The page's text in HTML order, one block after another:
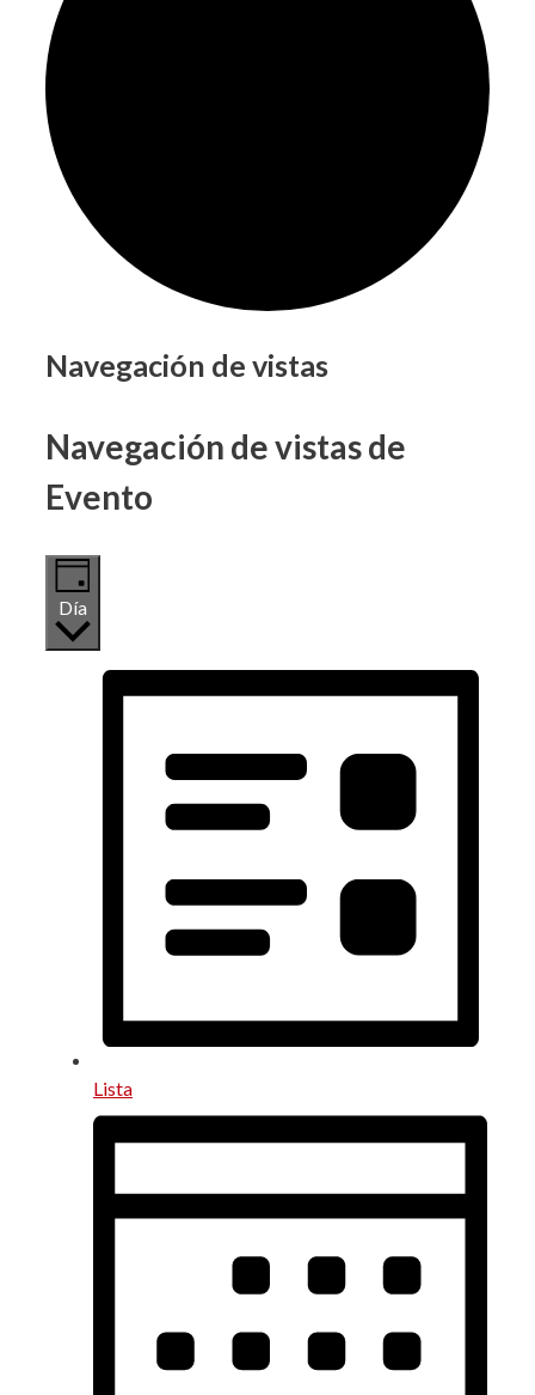
Eventos
18
2026
Navegación de vistas
Navegación de vistas de
Evento
Día
Lista